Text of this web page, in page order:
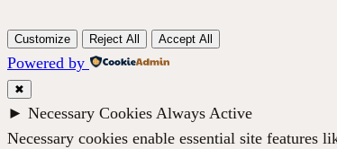
Customize Reject All Accept All
Powered by
✖
► Necessary Cookies Always Active
Necessary cookies enable essential site features